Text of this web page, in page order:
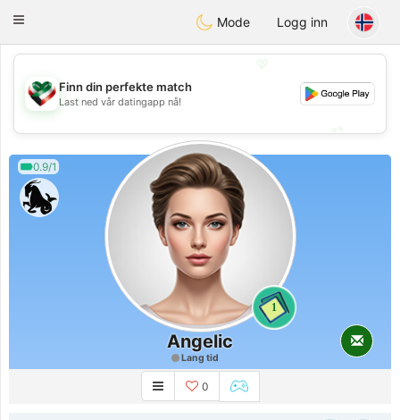
KuwaitChat
Toggle
Mode Logg inn
💖
💕
Finn din perfekte match
Last ned vår datingapp nå!
0.9/1
1
Angelic
Lang tid
0